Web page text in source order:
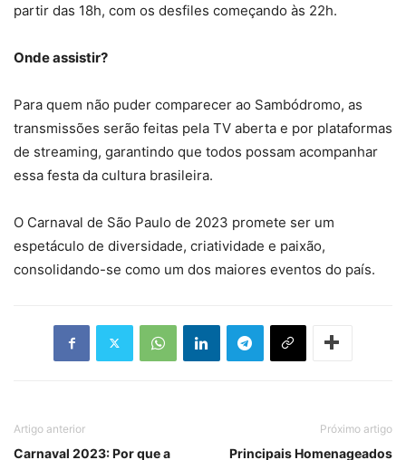
partir das 18h, com os desfiles começando às 22h.
Onde assistir?
Para quem não puder comparecer ao Sambódromo, as
transmissões serão feitas pela TV aberta e por plataformas
de streaming, garantindo que todos possam acompanhar
essa festa da cultura brasileira.
O Carnaval de São Paulo de 2023 promete ser um
espetáculo de diversidade, criatividade e paixão,
consolidando-se como um dos maiores eventos do país.
Artigo anterior
Carnaval 2023: Por que a
Próximo artigo
Principais Homenageados